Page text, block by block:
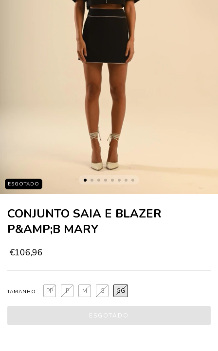
ESGOTADO
CONJUNTO SAIA E BLAZER
P&AMP;B MARY
€106,96
TAMANHO GG
G
M
P
PP